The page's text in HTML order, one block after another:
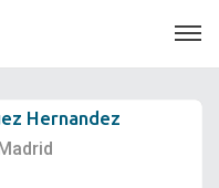
Hernandez